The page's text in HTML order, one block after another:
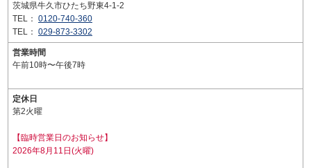
茨城県牛久市ひたち野東4-1-2
TEL： 0120-740-360
TEL： 029-873-3302
営業時間
午前10時〜午後7時
定休日
第2火曜
【臨時営業日のお知らせ】
2026年8月11日(火曜)